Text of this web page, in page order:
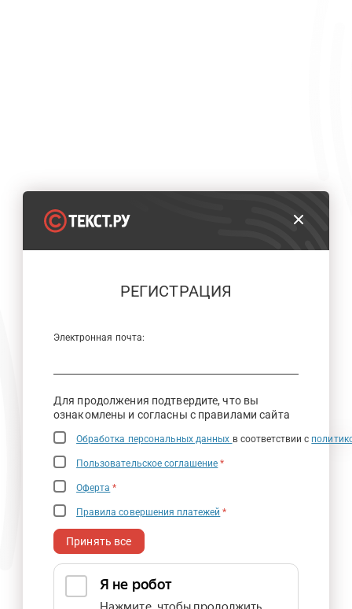
РЕГИСТРАЦИЯ
Электронная почта:
Для продолжения подтвердите, что вы
ознакомлены и согласны с правилами сайта
Обработка персональных данных в соответствии с
Пользовательское соглашение *
Оферта *
Правила совершения платежей *
Принять все